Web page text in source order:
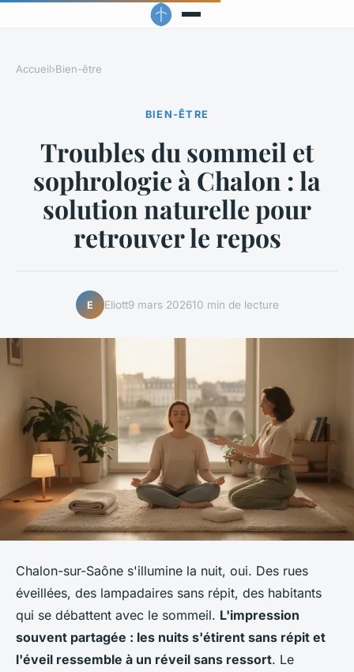
Accueil›Bien-être
BIEN-ÊTRE
Troubles du sommeil et
sophrologie à Chalon : la
solution naturelle pour
retrouver le repos
E Eliott9 mars 202610 min de lecture
Chalon-sur-Saône s'illumine la nuit, oui. Des rues
éveillées, des lampadaires sans répit, des habitants
qui se débattent avec le sommeil. L'impression
souvent partagée : les nuits s'étirent sans répit et
l'éveil ressemble à un réveil sans ressort. Le